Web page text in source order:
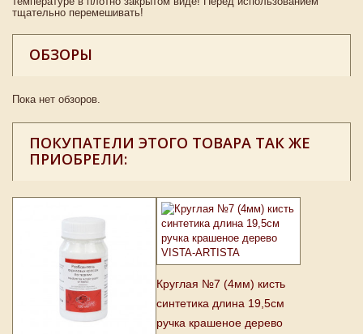
тщательно перемешивать!
ОБЗОРЫ
Пока нет обзоров.
ПОКУПАТЕЛИ ЭТОГО ТОВАРА ТАК ЖЕ
ПРИОБРЕЛИ:
Круглая №7 (4мм) кисть
синтетика длина 19,5см
ручка крашеное дерево